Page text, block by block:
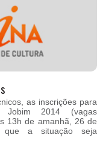
as inscrições para
Jobim 2014 (vagas
13h de amanhã, 26 de
que a situação seja